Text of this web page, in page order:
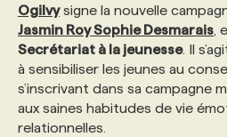
PRIX ET DISTINCTIONS
TENDANCES
GEO/SEO
ÉVÉNEMENTIEL
FAQ
ANNONCEZ AVEC
FORMATIONS
NOS FORMATEUR‧RICES
NOS TARIFS
NOS EXPERTISES
Ogilvysigne la nouvelle
Jasmin Roy Sophie Desmarais ,
Secrétariat à la jeunesse. Il
à sensibiliser les jeunes au
s’inscrivant dans sa campagne
aux saines habitudes de vie
relationnelles.